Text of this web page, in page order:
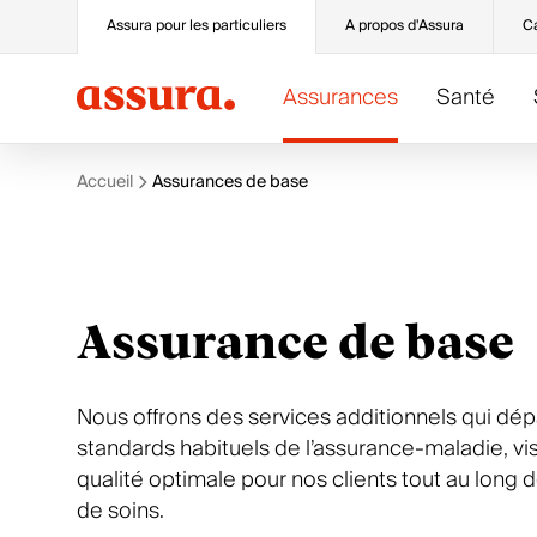
Assura pour les particuliers A propos d'Assura
Assurances
PreventoMed
QualiMed
Toutes nos assurances de base
Santé
La prévention par l’activité sportive
Les maladies cardio-vasculaires
Gérer mes contrats
Déclarer un sinistre ou un accident
Tous nos services
Santé
Pharmacie
Accueil Assurances de base
Assurance de base
Nous offrons des services additionnels qui
standards habituels de l’assurance-maladie,
qualité optimale pour nos clients tout au long
de soins.